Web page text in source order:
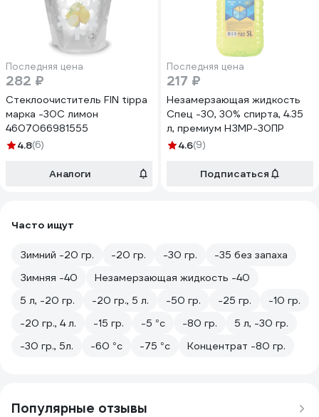
Последняя цена
282 ₽
Стеклоочиститель FIN tippa
марка -30С лимон
4607066981555
4.8(6)
Аналоги
Последняя цена
217 ₽
Незамерзающая жидкость
Спец -30, 30% спирта, 4.35
л, премиум НЗМР-30ПР
4.6(9)
Подписаться
Часто ищут
Зимний -20 гр. -20 гр. -30 гр.
-35 без запаха
Зимняя -40
Незамерзающая жидкость -40
5 л, -20 гр.
-20 гр., 5 л. -50 гр. -25 гр.
-10 гр.
-20 гр., 4 л.
-15 гр. -5 °с -80 гр.
5 л, -30 гр.
-30 гр., 5л.
-60 °с -75 °с Концентрат -80 гр.
Популярные отзывы